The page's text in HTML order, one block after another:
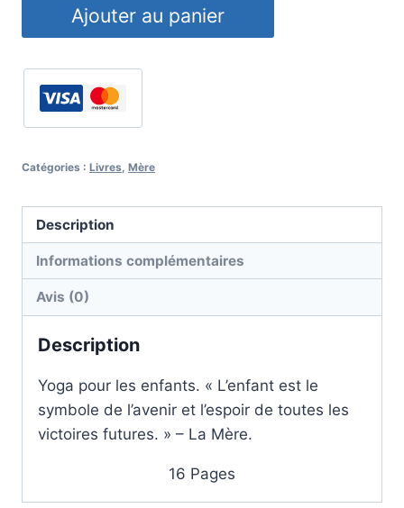
idéal
La
Ajouter au panier
Catégories : Livres Mère
Description
Informations complémentaires
Avis (0)
Description
Yoga pour les enfants. « L’enfant est le
symbole de l’avenir et l’espoir de toutes les
victoires futures. » – La Mère.
16 Pages